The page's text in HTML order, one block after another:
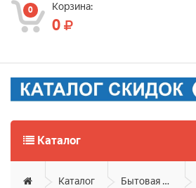
0 Корзина:
0
Каталог
Каталог Бытовая техника